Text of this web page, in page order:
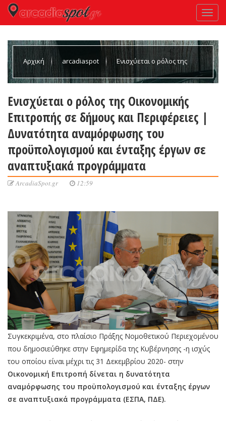
Αρχική arcadiaspot Ενισχύεται ο ρόλος της
Δυνατότητα αναμόρφωσης του προϋπολογισμού και ένταξης
έργων σε αναπτυξιακά προγράμματα
Ενισχύεται ο ρόλος της Οικονομικής
Επιτροπής σε δήμους και Περιφέρειες |
Δυνατότητα αναμόρφωσης του
προϋπολογισμού και ένταξης έργων σε
αναπτυξιακά προγράμματα
ArcadiaSpot.gr 12:59
Συγκεκριμένα, στο πλαίσιο Πράξης Νομοθετικού Περιεχομένου
που δημοσιεύθηκε στην Εφημερίδα της Κυβέρνησης -η ισχύς
του οποίου είναι μέχρι τις 31 Δεκεμβρίου 2020- στην
Οικονομική Επιτροπή δίνεται η δυνατότητα
αναμόρφωσης του προϋπολογισμού και ένταξης έργων
σε αναπτυξιακά προγράμματα (ΕΣΠΑ, ΠΔΕ).